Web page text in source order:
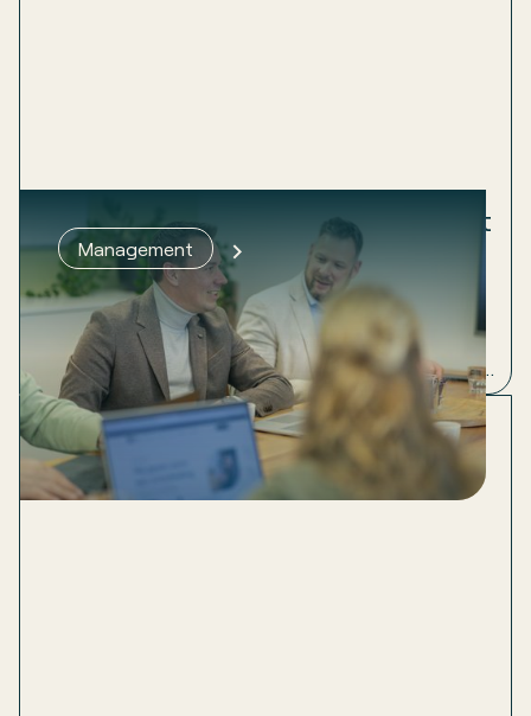
Management
Groeien lukt pas als het fundament
klopt
Een ondernemer belt. Hij wil groeien, maar voelt dat
het schuurt. 60 medewerkers, een MT, ambitie
genoeg. Wat er ontbrak? Structuur en inzicht. Lees
hoe we dat samen oplosten.